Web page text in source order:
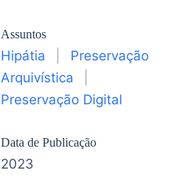
Assuntos
Hipátia
Preservação
Arquivística
Preservação Digital
Data de Publicação
2023